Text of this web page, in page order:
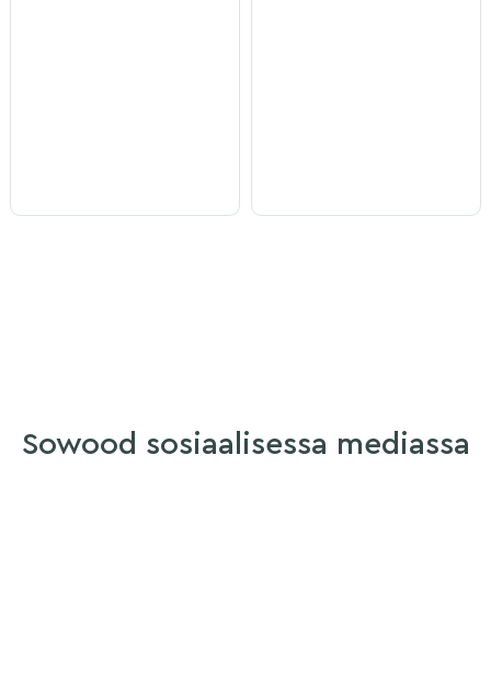
Sowood sosiaalisessa mediassa